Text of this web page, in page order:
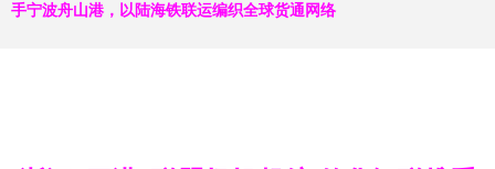
手宁波舟山港，以陆海铁联运编织全球货通网络